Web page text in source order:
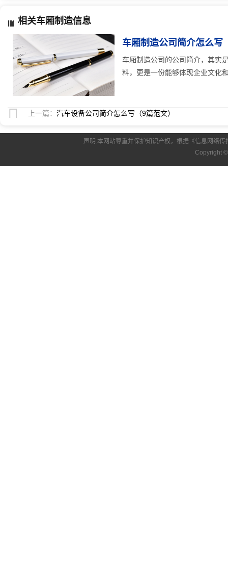
相关车厢制造信息
车厢制造公司简介怎么写
车厢制造公司的公司简介，其实
料，更是一份能够体现企业文化
上一篇： 汽车设备公司简介怎么写（9篇范文）
声明:本网站尊重并保护知识产权，根据《信息网络
Copyright